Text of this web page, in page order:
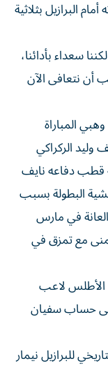
البرازيل بثلاثية
سعداء بأدائنا،
نتعافى الآن
المباراة
الركراكي
صفوفه قطب دفاعه نايف
البطولة بسبب
في مارس
مع تمزق في
الأطلس لاعب
حساب سفيان
للبرازيل نيمار